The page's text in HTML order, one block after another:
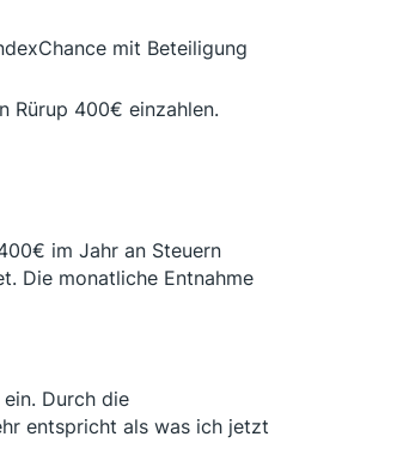
mit Beteiligung
Rürup 400€ einzahlen.
im Jahr an Steuern
Die monatliche Entnahme
Durch die
entspricht als was ich jetzt